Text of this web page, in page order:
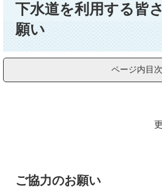
下水道を利用する皆
願い
ページ内目次
ご協力のお願い